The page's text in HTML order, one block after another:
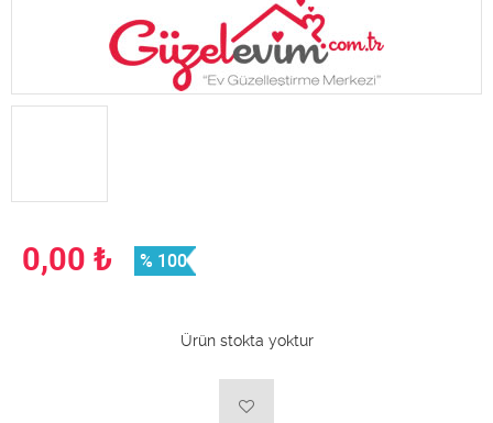
0,00 ₺ % 100
Ürün stokta yoktur